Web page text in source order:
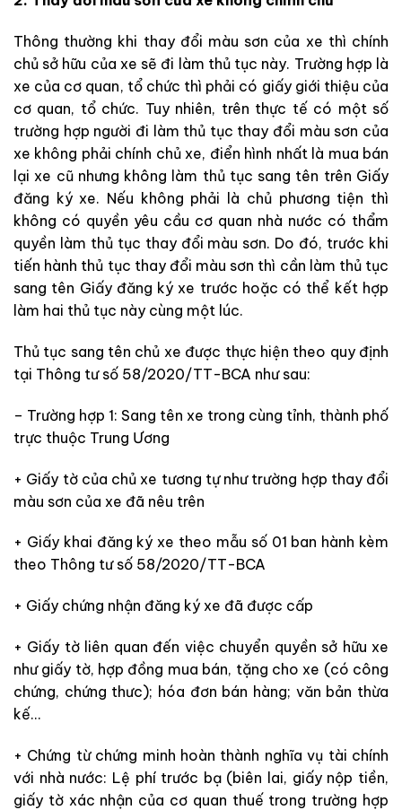
Thông thường khi thay đổi màu sơn của xe thì chính
chủ sở hữu của xe sẽ đi làm thủ tục này. Trường hợp là
xe của cơ quan, tổ chức thì phải có giấy giới thiệu của
cơ quan, tổ chức. Tuy nhiên, trên thực tế có một số
trường hợp người đi làm thủ tục thay đổi màu sơn của
xe không phải chính chủ xe, điển hình nhất là mua bán
lại xe cũ nhưng không làm thủ tục sang tên trên Giấy
đăng ký xe. Nếu không phải là chủ phương tiện thì
không có quyền yêu cầu cơ quan nhà nước có thẩm
quyền làm thủ tục thay đổi màu sơn. Do đó, trước khi
tiến hành thủ tục thay đổi màu sơn thì cần làm thủ tục
sang tên Giấy đăng ký xe trước hoặc có thể kết hợp
làm hai thủ tục này cùng một lúc.
Thủ tục sang tên chủ xe được thực hiện theo quy định
tại Thông tư số 58/2020/TT-BCA như sau:
– Trường hợp 1: Sang tên xe trong cùng tỉnh, thành phố
trực thuộc Trung Ương
+ Giấy tờ của chủ xe tương tự như trường hợp thay đổi
màu sơn của xe đã nêu trên
+ Giấy khai đăng ký xe theo mẫu số 01 ban hành kèm
theo Thông tư số 58/2020/TT-BCA
+ Giấy chứng nhận đăng ký xe đã được cấp
+ Giấy tờ liên quan đến việc chuyển quyền sở hữu xe
như giấy tờ, hợp đồng mua bán, tặng cho xe (có công
chứng, chứng thưc); hóa đơn bán hàng; văn bản thừa
kế…
+ Chứng từ chứng minh hoàn thành nghĩa vụ tài chính
với nhà nước: Lệ phí trước bạ (biên lai, giấy nộp tiền,
giấy tờ xác nhận của cơ quan thuế trong trường hợp